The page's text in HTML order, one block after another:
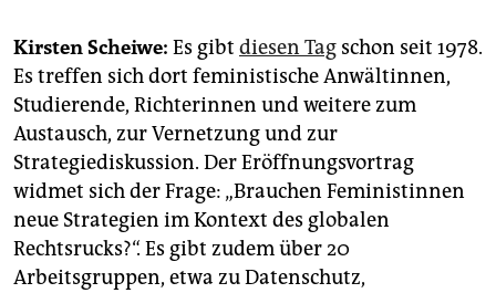
Kirsten Scheiwe: Es gibt diesen Tag schon seit 1978.
Es treffen sich dort feministische Anwältinnen,
Studierende, Richterinnen und weitere zum
Austausch, zur Vernetzung und zur
Strategiediskussion. Der Eröffnungsvortrag
widmet sich der Frage: „Brauchen Feministinnen
neue Strategien im Kontext des globalen
Rechtsrucks?“. Es gibt zudem über 20
Arbeitsgruppen, etwa zu Datenschutz,